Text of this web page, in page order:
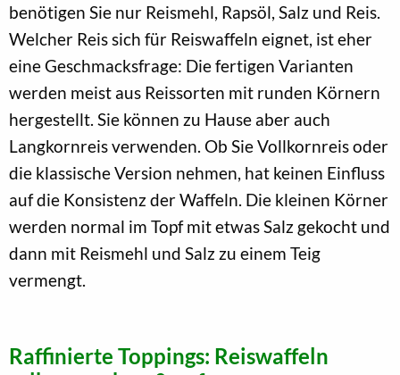
benötigen Sie nur Reismehl, Rapsöl, Salz und Reis.
Welcher Reis sich für Reiswaffeln eignet, ist eher
eine Geschmacksfrage: Die fertigen Varianten
werden meist aus Reissorten mit runden Körnern
hergestellt. Sie können zu Hause aber auch
Langkornreis verwenden. Ob Sie Vollkornreis oder
die klassische Version nehmen, hat keinen Einfluss
auf die Konsistenz der Waffeln. Die kleinen Körner
werden normal im Topf mit etwas Salz gekocht und
dann mit Reismehl und Salz zu einem Teig
vermengt.
Raffinierte Toppings: Reiswaffeln